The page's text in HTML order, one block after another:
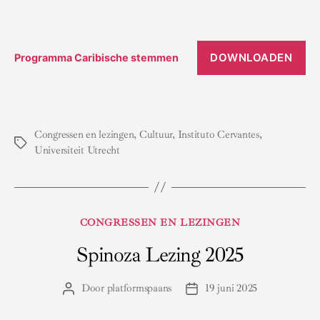
Programma Caribische stemmen DOWNLOADEN
Tags
Congressen en lezingen, Cultuur, Instituto Cervantes,
Universiteit Utrecht
Categorieën
CONGRESSEN EN LEZINGEN
Spinoza Lezing 2025
Berichtauteur
Door platformspaans Berichtdatum
19 juni 2025